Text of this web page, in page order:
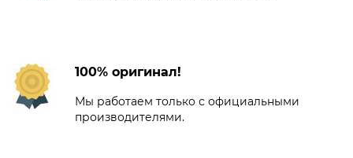
100% оригинал!
Мы работаем только с официальными
производителями.